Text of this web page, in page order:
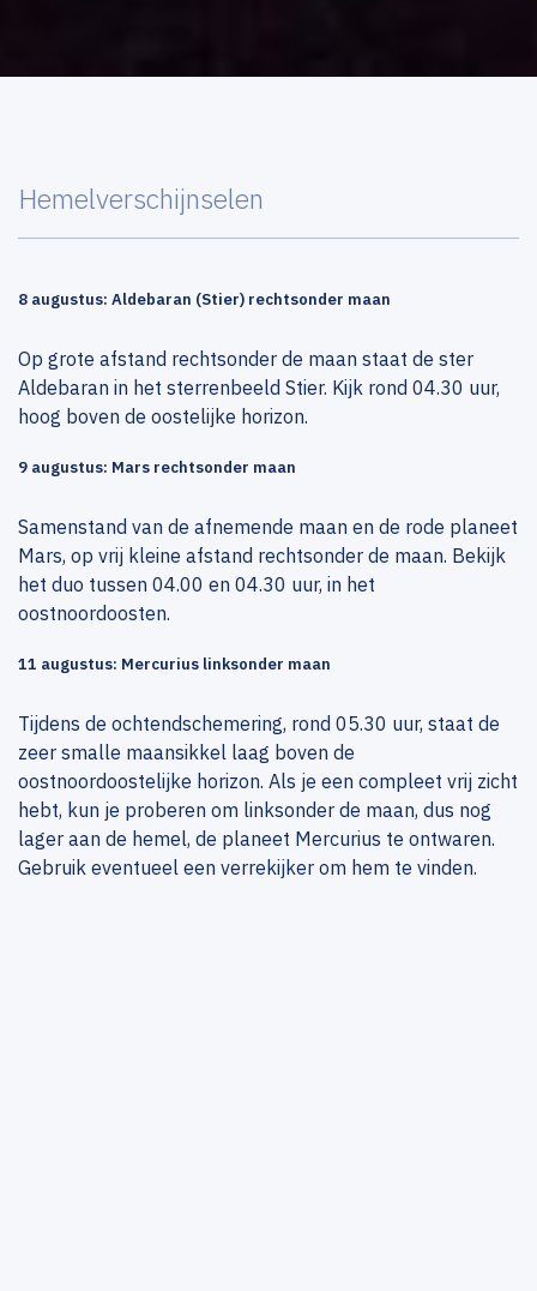
Hemelverschijnselen
8 augustus: Aldebaran (Stier) rechtsonder maan
Op grote afstand rechtsonder de maan staat de ster
Aldebaran in het sterrenbeeld Stier. Kijk rond 04.30 uur,
hoog boven de oostelijke horizon.
9 augustus: Mars rechtsonder maan
Samenstand van de afnemende maan en de rode planeet
Mars, op vrij kleine afstand rechtsonder de maan. Bekijk
het duo tussen 04.00 en 04.30 uur, in het
oostnoordoosten.
11 augustus: Mercurius linksonder maan
Tijdens de ochtendschemering, rond 05.30 uur, staat de
zeer smalle maansikkel laag boven de
oostnoordoostelijke horizon. Als je een compleet vrij zicht
hebt, kun je proberen om linksonder de maan, dus nog
lager aan de hemel, de planeet Mercurius te ontwaren.
Gebruik eventueel een verrekijker om hem te vinden.